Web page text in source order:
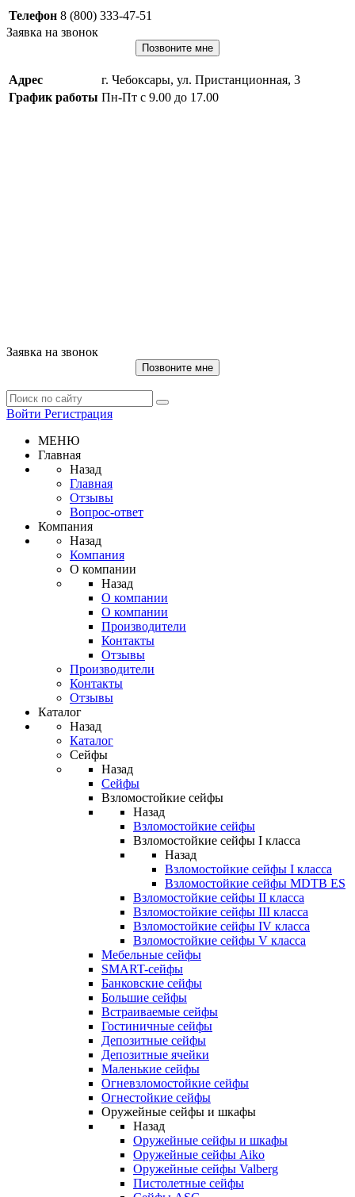
Телефон 8 (800) 333-47-51
Заявка на звонок
Позвоните мне
Адрес
г. Чебоксары, ул. Пристанционная, 3
График работы Пн-Пт с 9.00 до 17.00
Заявка на звонок
Позвоните мне
Войти Регистрация
МЕНЮ
Главная
Назад
Главная
Отзывы
Вопрос-ответ
Компания
Назад
Компания
О компании
Назад
О компании
О компании
Производители
Контакты
Отзывы
Производители
Контакты
Отзывы
Каталог
Назад
Каталог
Сейфы
Назад
Сейфы
Взломостойкие сейфы
Назад
Взломостойкие сейфы
Взломостойкие сейфы I класса
Назад
Взломостойкие сейфы I класса
Взломостойкие сейфы MDTB ES
Взломостойкие сейфы II класса
Взломостойкие сейфы III класса
Взломостойкие сейфы IV класса
Взломостойкие сейфы V класса
Мебельные сейфы
SMART-сейфы
Банковские сейфы
Большие сейфы
Встраиваемые сейфы
Гостиничные сейфы
Депозитные сейфы
Депозитные ячейки
Маленькие сейфы
Огневзломостойкие сейфы
Огнестойкие сейфы
Оружейные сейфы и шкафы
Назад
Оружейные сейфы и шкафы
Оружейные сейфы Aiko
Оружейные сейфы Valberg
Пистолетные сейфы